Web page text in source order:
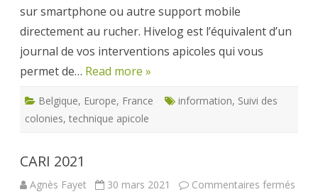
sur smartphone ou autre support mobile
directement au rucher. Hivelog est l’équivalent d’un
journal de vos interventions apicoles qui vous
permet de… Read more »
Belgique, Europe, France information, Suivi des
colonies, technique apicole
CARI 2021
Agnès Fayet 30 mars 2021 Commentaires fermés